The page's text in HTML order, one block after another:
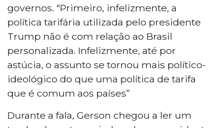
governos. “Primeiro, infelizmente, a
política tarifária utilizada pelo presidente
Trump não é com relação ao Brasil
personalizada. Infelizmente, até por
astúcia, o assunto se tornou mais político-
ideológico do que uma política de tarifa
que é comum aos países”
Durante a fala, Gerson chegou a ler um